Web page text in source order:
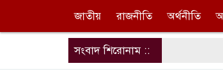
জাতীয় রাজনীতি অর্থনীতি
সংবাদ শিরোনাম ::